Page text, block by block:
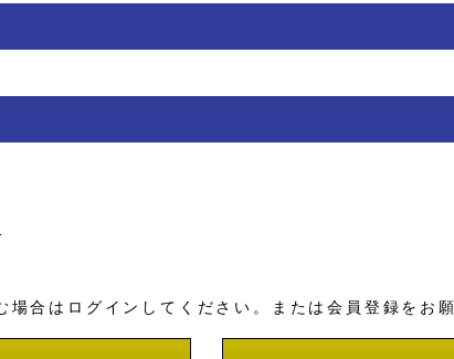
場合はログインしてください。または会員登録をお